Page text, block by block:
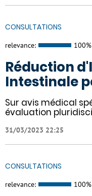
CONSULTATIONS
relevance: 100%
Réduction
Intestinale
Sur avis médical
évaluation
31/03/2023 22:25
CONSULTATIONS
relevance: 100%